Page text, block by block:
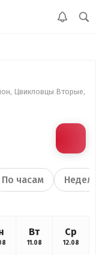
Цвикловцы Вторые,
По часам
Вт
11.08
Ср
12.08